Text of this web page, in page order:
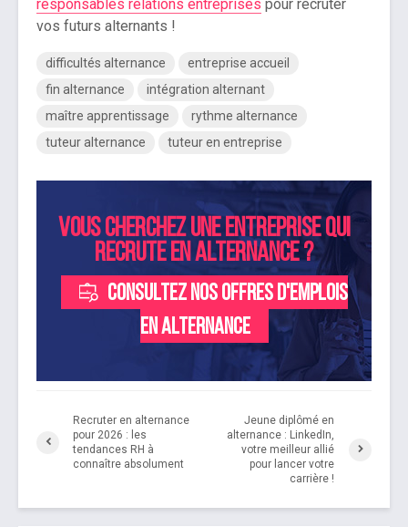
responsables relations entreprises pour recruter
vos futurs alternants !
difficultés alternance
entreprise accueil
fin alternance
intégration alternant
maître apprentissage
rythme alternance
tuteur alternance
tuteur en entreprise
Vous cherchez une entreprise qui
recrute en alternance ?
Consultez nos offres d'emplois
en alternance
Recruter en alternance
pour 2026 : les
tendances RH à
connaître absolument
Jeune diplômé en
alternance : LinkedIn,
votre meilleur allié
pour lancer votre
carrière !